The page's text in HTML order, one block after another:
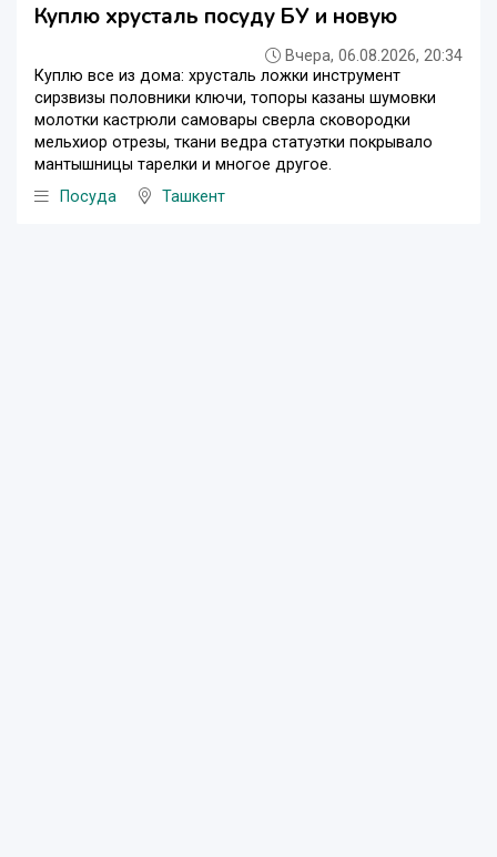
Куплю хрусталь посуду БУ и новую
Вчера, 06.08.2026, 20:34
Куплю все из дома: хрусталь ложки инструмент
сирзвизы половники ключи, топоры казаны шумовки
молотки кастрюли самовары сверла сковородки
мельхиор отрезы, ткани ведра статуэтки покрывало
мантышницы тарелки и многое другое.
Посуда
Ташкент